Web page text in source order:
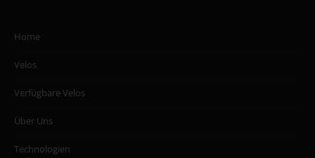
Home
Velos
Verfügbare Velos
Über Uns
Technologien